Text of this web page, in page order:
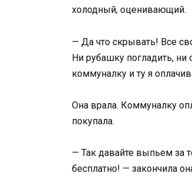
холодный, оценивающий.
— Да что скрывать! Все
Ни рубашку погладить, ни
коммуналку и ту я
Она врала. Коммуналку
покупала.
— Так давайте выпьем за
бесплатно! — закончила